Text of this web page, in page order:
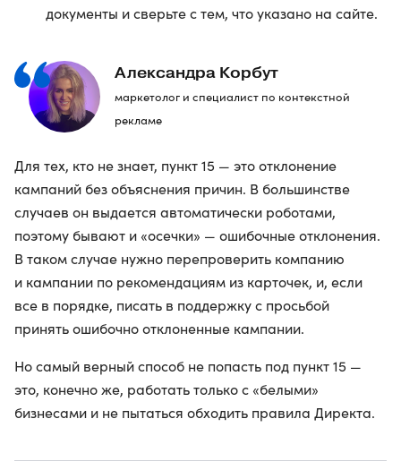
документы и сверьте с тем, что указано на сайте.
Александра Корбут
маркетолог и специалист по контекстной
рекламе
Для тех, кто не знает, пункт 15 — это отклонение
кампаний без объяснения причин. В большинстве
случаев он выдается автоматически роботами,
поэтому бывают и «осечки» — ошибочные отклонения.
В таком случае нужно перепроверить компанию
и кампании по рекомендациям из карточек, и, если
все в порядке, писать в поддержку с просьбой
принять ошибочно отклоненные кампании.
Но самый верный способ не попасть под пункт 15 —
это, конечно же, работать только с «белыми»
бизнесами и не пытаться обходить правила Директа.